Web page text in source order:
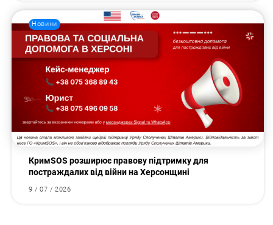
Новини
КримSOS розширює правову підтримку для
постраждалих від війни на Херсонщині
9 / 07 / 2026